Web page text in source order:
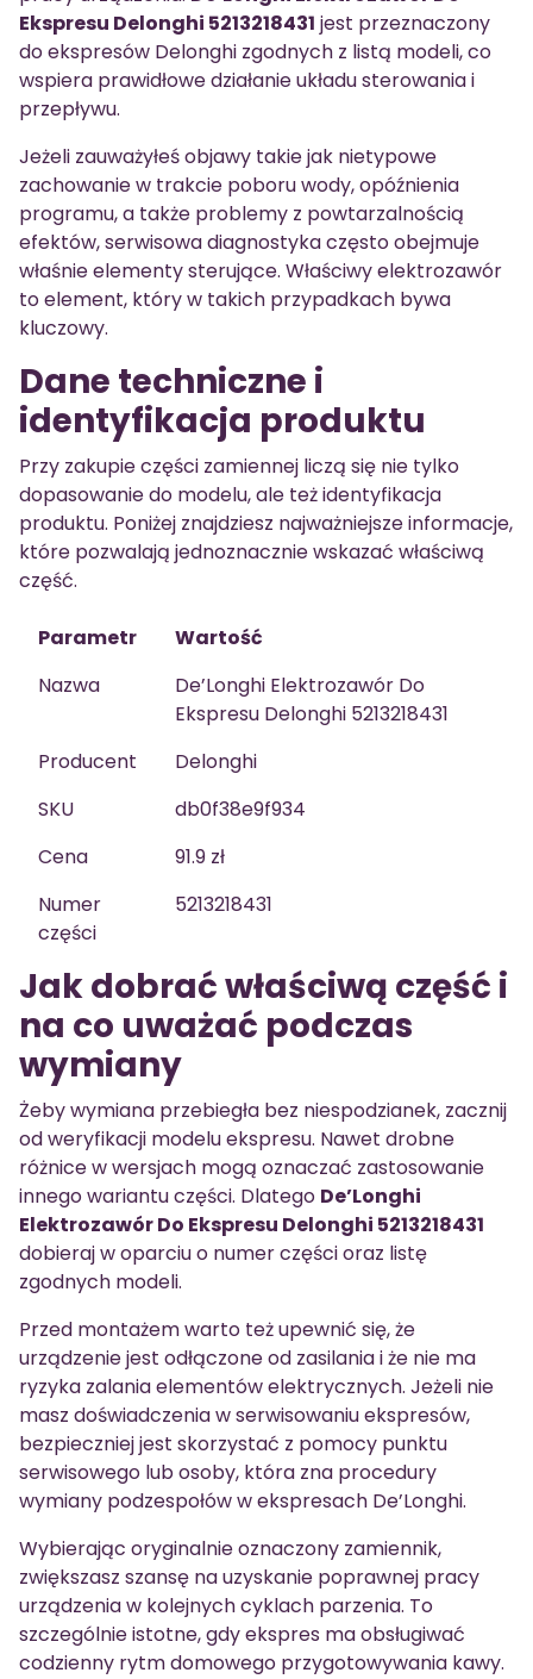
Ekspresu Delonghi 5213218431 jest przeznaczony
do ekspresów Delonghi zgodnych z listą modeli, co
wspiera prawidłowe działanie układu sterowania i
przepływu.
Jeżeli zauważyłeś objawy takie jak nietypowe
zachowanie w trakcie poboru wody, opóźnienia
programu, a także problemy z powtarzalnością
efektów, serwisowa diagnostyka często obejmuje
właśnie elementy sterujące. Właściwy elektrozawór
to element, który w takich przypadkach bywa
kluczowy.
Dane techniczne i
identyfikacja produktu
Przy zakupie części zamiennej liczą się nie tylko
dopasowanie do modelu, ale też identyfikacja
produktu. Poniżej znajdziesz najważniejsze informacje,
które pozwalają jednoznacznie wskazać właściwą
część.
Parametr
Wartość
Nazwa
De’Longhi Elektrozawór Do
Ekspresu Delonghi 5213218431
Producent
Delonghi
SKU
db0f38e9f934
Cena
91.9 zł
Numer
części
5213218431
Jak dobrać właściwą część i
na co uważać podczas
wymiany
Żeby wymiana przebiegła bez niespodzianek, zacznij
od weryfikacji modelu ekspresu. Nawet drobne
różnice w wersjach mogą oznaczać zastosowanie
innego wariantu części. Dlatego De’Longhi
Elektrozawór Do Ekspresu Delonghi 5213218431
dobieraj w oparciu o numer części oraz listę
zgodnych modeli.
Przed montażem warto też upewnić się, że
urządzenie jest odłączone od zasilania i że nie ma
ryzyka zalania elementów elektrycznych. Jeżeli nie
masz doświadczenia w serwisowaniu ekspresów,
bezpieczniej jest skorzystać z pomocy punktu
serwisowego lub osoby, która zna procedury
wymiany podzespołów w ekspresach De’Longhi.
Wybierając oryginalnie oznaczony zamiennik,
zwiększasz szansę na uzyskanie poprawnej pracy
urządzenia w kolejnych cyklach parzenia. To
szczególnie istotne, gdy ekspres ma obsługiwać
codzienny rytm domowego przygotowywania kawy.